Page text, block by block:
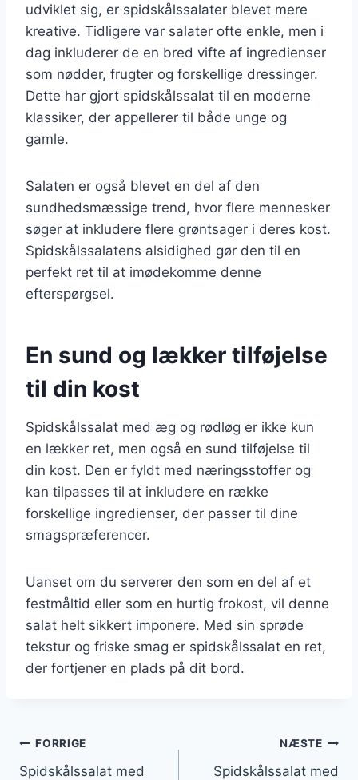
udviklet sig, er spidskålssalater blevet mere
kreative. Tidligere var salater ofte enkle, men i
dag inkluderer de en bred vifte af ingredienser
som nødder, frugter og forskellige dressinger.
Dette har gjort spidskålssalat til en moderne
klassiker, der appellerer til både unge og
gamle.
Salaten er også blevet en del af den
sundhedsmæssige trend, hvor flere mennesker
søger at inkludere flere grøntsager i deres kost.
Spidskålssalatens alsidighed gør den til en
perfekt ret til at imødekomme denne
efterspørgsel.
En sund og lækker tilføjelse
til din kost
Spidskålssalat med æg og rødløg er ikke kun
en lækker ret, men også en sund tilføjelse til
din kost. Den er fyldt med næringsstoffer og
kan tilpasses til at inkludere en række
forskellige ingredienser, der passer til dine
smagspræferencer.
Uanset om du serverer den som en del af et
festmåltid eller som en hurtig frokost, vil denne
salat helt sikkert imponere. Med sin sprøde
tekstur og friske smag er spidskålssalat en ret,
der fortjener en plads på dit bord.
Indlægsnavigation
FORRIGE
Spidskålssalat med
NÆSTE
Spidskålssalat med